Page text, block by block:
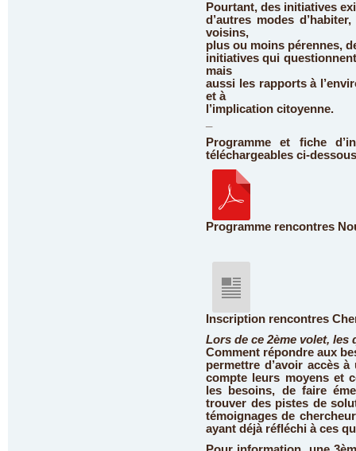
Pourtant, des initiatives
d’autres modes
voisins,
plus ou moins pérennes,
initiatives qui
mais
aussi les rapports à
et à
l’implication citoyenne.
Programme et fiche
téléchargeables ci-dessous
Programme rencontres
Inscription rencontres
Lors de ce 2ème volet,
Comment répondre aux
permettre d’avoir accès
compte leurs moyens et
les besoins, de faire
trouver des pistes de
témoignages de
ayant déjà réfléchi à ces